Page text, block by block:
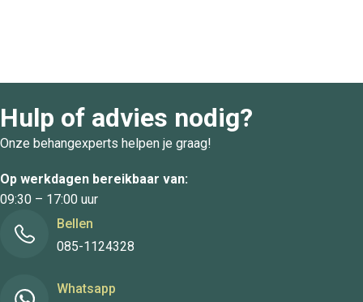
Hulp of advies nodig?
Onze behangexperts helpen je graag!
Op werkdagen bereikbaar van:
09:30 – 17:00 uur
Bellen
085-1124328
Whatsapp